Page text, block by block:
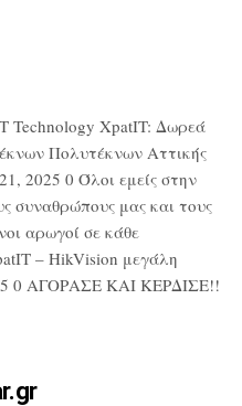
Technology XpatIT: Δωρεά
Πολυτέκνων Αττικής
2025 0 Όλοι εμείς στην
συναθρώπους μας και τους
αρωγοί σε κάθε
– HikVision μεγάλη
0 ΑΓΟΡΑΣΕ ΚΑΙ ΚΕΡΔΙΣΕ!!